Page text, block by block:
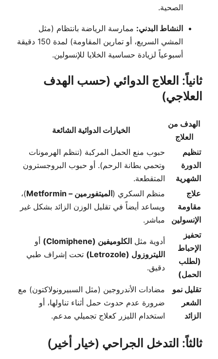
الصحية.
النشاط البدني: ممارسة الرياضة بانتظام (مثل
المشي السريع، أو تمارين المقاومة) لمدة 150 دقيقة
أسبوعياً لزيادة حساسية الخلايا للإنسولين.
ثانياً: العلاج الدوائي (حسب الهدف
العلاجي)
الهدف من
العلاج
الخيارات الدوائية الشائعة
تنظيم
الدورة
الشهرية
حبوب منع الحمل المركبة (تنظم الهرمونات
وتحمي بطانة الرحم). أو حبوب البروجسترون
المتقطعة.
علاج
مقاومة
الإنسولين
منظم السكري (الميتفورمين – Metformin
)،
ويساعد أيضاً في تقليل الوزن الزائد بشكل غير
مباشر.
تحفيز
الإحباط
(لطلب
الحمل)
أدوية مثل الكلوميفين (Clomiphene)
أو
الليتروزول (Letrozole)
تحت إشراف طبي
دقيق.
تقليل نمو
الشعر
الزائد
مضادات الأندروجين (مثل السبيرونولاكتون) مع
ضرورة عدم حدوث حمل أثناء تناولها، أو
استخدام الليزر كعلاج تجميلي مدعم.
ثالثاً: التدخل الجراحي (خيار أخير)